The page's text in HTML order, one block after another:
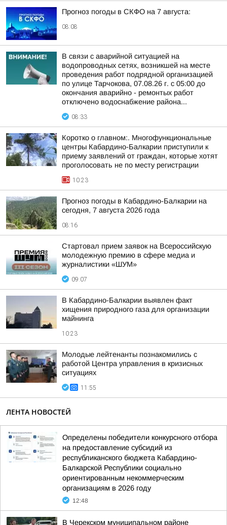
Прогноз погоды в СКФО на 7 августа:
08:08
В связи с аварийной ситуацией на
водопроводных сетях, возникшей на месте
проведения работ подрядной организацией
по улице Тарчокова, 07.08.26 г. с 05:00 до
окончания аварийно - ремонтых работ
отключено водоснабжение района...
08:33
Коротко о главном:. Многофункциональные
центры Кабардино-Балкарии приступили к
приему заявлений от граждан, которые хотят
проголосовать не по месту регистрации
10:23
Прогноз погоды в Кабардино-Балкарии на
сегодня, 7 августа 2026 года
08:16
Стартовал прием заявок на Всероссийскую
молодежную премию в сфере медиа и
журналистики «ШУМ»
09:07
В Кабардино-Балкарии выявлен факт
хищения природного газа для организации
майнинга
10:23
Молодые лейтенанты познакомились с
работой Центра управления в кризисных
ситуациях
11:55
ЛЕНТА НОВОСТЕЙ
Определены победители конкурсного отбора
на предоставление субсидий из
республиканского бюджета Кабардино-
Балкарской Республики социально
ориентированным некоммерческим
организациям в 2026 году
12:48
В Черекском муниципальном районе